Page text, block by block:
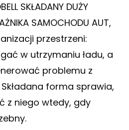
SKŁADANY DUŻY
SAMOCHODU AUT,
przestrzeni:
w utrzymaniu ładu, a
problemu z
forma sprawia,
z niego wtedy, gdy